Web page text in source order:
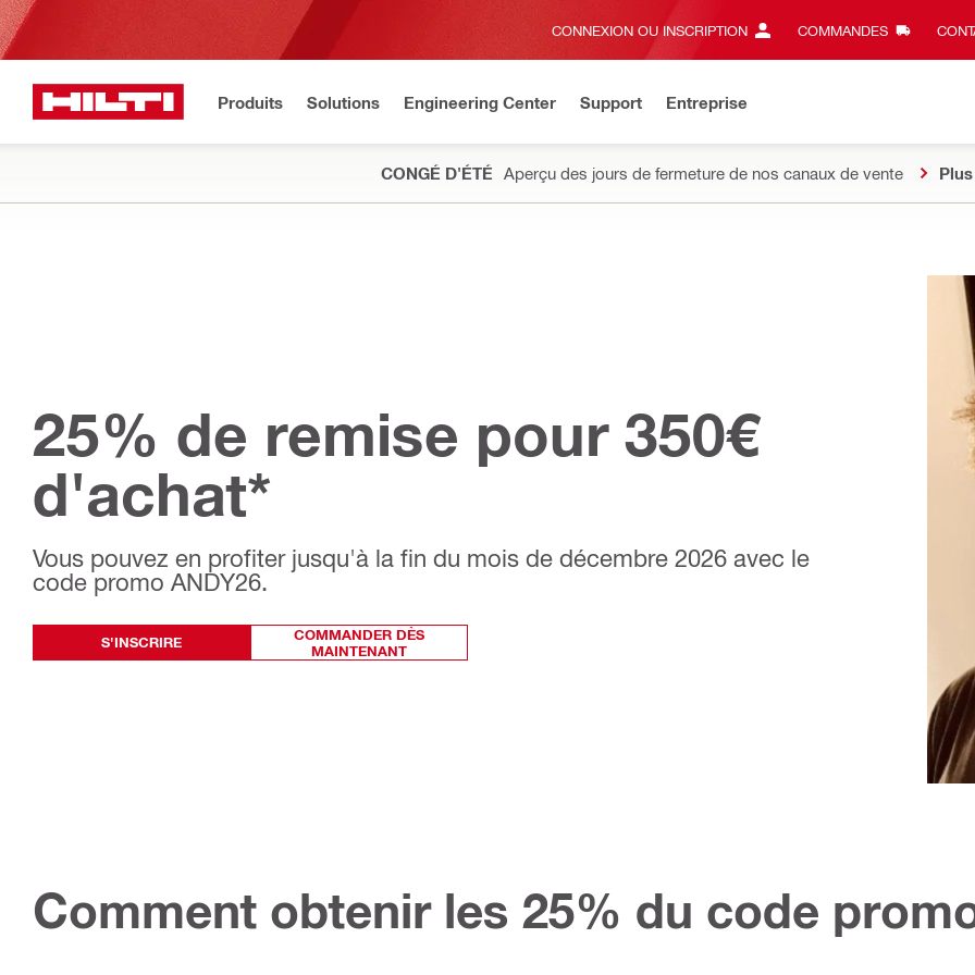
CONNEXION OU INSCRIPTION COMMANDES
Produits Solutions Engineering Center Support Entreprise
CONGÉ D'ÉTÉ Aperçu des jours de fermeture de nos canaux de vente
25% de remise pour 350€
d'achat*
Vous pouvez en profiter jusqu'à la fin du mois de décembre 2026 avec le
code promo ANDY26.
S'INSCRIRE
COMMANDER DÈS
MAINTENANT
Comment obtenir les 25% du code